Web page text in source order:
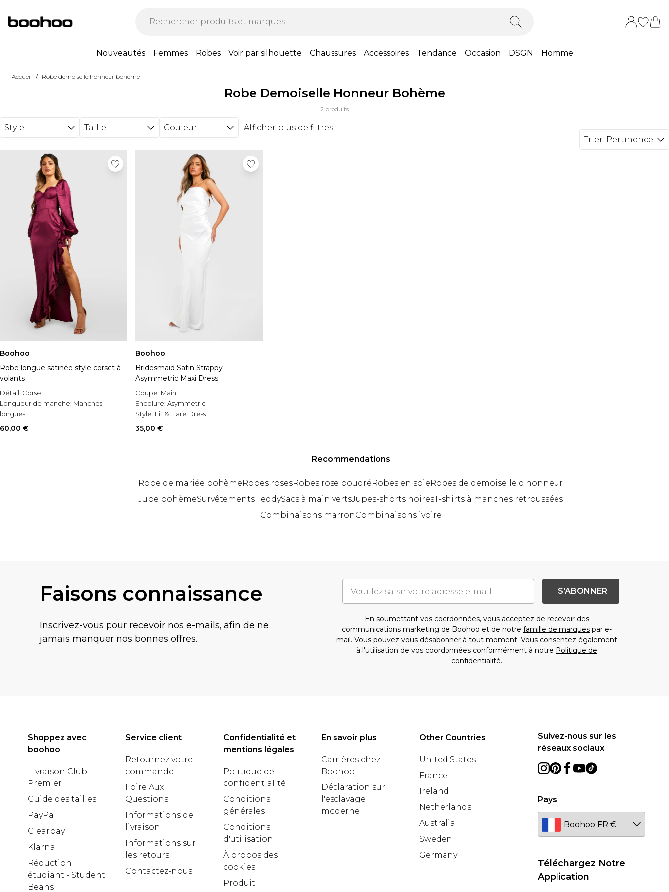
Nouveautés Femmes Robes Voir par silhouette Chaussures Accessoires Tendance Occasion DSGN Homme
Accueil / Robe demoiselle honneur bohème
Robe Demoiselle Honneur Bohème
2 produits
Style Taille Couleur
Afficher plus de filtres
Trier: Pertinence
Boohoo
Robe longue satinée style corset à
volants
Détail: Corset
Longueur de manche: Manches
longues
Matérial:
60,00 €
Boohoo
Bridesmaid Satin Strappy
Asymmetric Maxi Dress
Coupe: Main
Encolure: Asymmetric
Style: Fit & Flare Dress
35,00 €
Recommendations
Robe de mariée bohèmeRobes rosesRobes rose poudréRobes en soieRobes de demoiselle d'honneur
Jupe bohèmeSurvêtements TeddySacs à main vertsJupes-shorts noiresT-shirts à manches retroussées
Combinaisons marronCombinaisons ivoire
Faisons connaissance
Inscrivez-vous pour recevoir nos e-mails, afin de ne
jamais manquer nos bonnes offres.
S'ABONNER
En soumettant vos coordonnées, vous acceptez de recevoir des
communications marketing de Boohoo et de notre famille de marques par e-
mail. Vous pouvez vous désabonner à tout moment. Vous consentez également
à l'utilisation de vos coordonnées conformément à notre Politique de
confidentialité.
Shoppez avec
boohoo
Livraison Club
Premier
Guide des tailles
PayPal
Clearpay
Klarna
Réduction
étudiant - Student
Beans
Service client
Retournez votre
commande
Foire Aux
Questions
Informations de
livraison
Informations sur
les retours
Contactez-nous
Confidentialité et
mentions légales
Politique de
confidentialité
Conditions
générales
Conditions
d'utilisation
À propos des
cookies
Produit
En savoir plus
Carrières chez
Boohoo
Déclaration sur
l'esclavage
moderne
Other Countries
United States
France
Ireland
Netherlands
Australia
Sweden
Germany
Pays
Suivez-nous sur les
réseaux sociaux
Téléchargez Notre
Application